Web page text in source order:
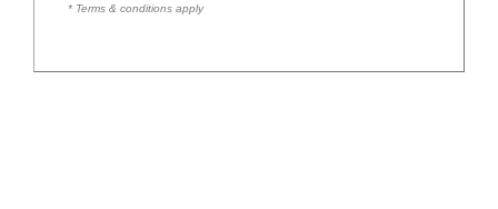
* Terms & conditions apply